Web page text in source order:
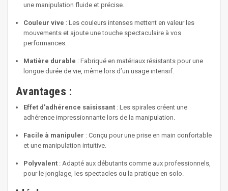
une manipulation fluide et précise.
Couleur vive : Les couleurs intenses mettent en valeur les
mouvements et ajoute une touche spectaculaire à vos
performances.
Matière durable : Fabriqué en matériaux résistants pour une
longue durée de vie, même lors d’un usage intensif.
Avantages :
Effet d’adhérence saisissant : Les spirales créent une
adhérence impressionnante lors de la manipulation.
Facile à manipuler : Conçu pour une prise en main confortable
et une manipulation intuitive.
Polyvalent : Adapté aux débutants comme aux professionnels,
pour le jonglage, les spectacles ou la pratique en solo.